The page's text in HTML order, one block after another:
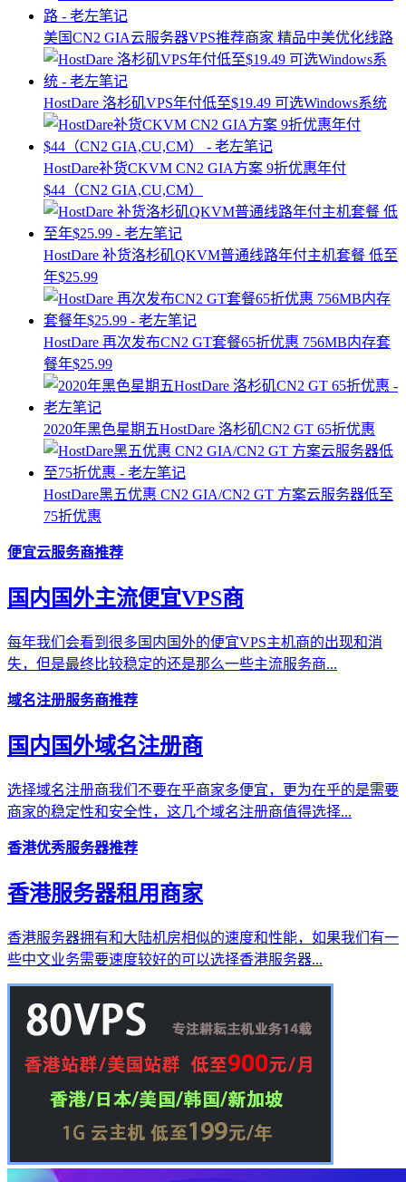
美国CN2 GIA云服务器VPS推荐商家 精品中美优化线路
HostDare 洛杉矶VPS年付低至$19.49 可选Windows系统
HostDare补货CKVM CN2 GIA方案 9折优惠年付
$44（CN2 GIA,CU,CM）
HostDare 补货洛杉矶QKVM普通线路年付主机套餐 低至
年$25.99
HostDare 再次发布CN2 GT套餐65折优惠 756MB内存套
餐年$25.99
2020年黑色星期五HostDare 洛杉矶CN2 GT 65折优惠
HostDare黑五优惠 CN2 GIA/CN2 GT 方案云服务器低至
75折优惠
便宜云服务商推荐
国内国外主流便宜VPS商
每年我们会看到很多国内国外的便宜VPS主机商的出现和消
失，但是最终比较稳定的还是那么一些主流服务商...
域名注册服务商推荐
国内国外域名注册商
选择域名注册商我们不要在乎商家多便宜，更为在乎的是需要
商家的稳定性和安全性，这几个域名注册商值得选择...
香港优秀服务器推荐
香港服务器租用商家
香港服务器拥有和大陆机房相似的速度和性能，如果我们有一
些中文业务需要速度较好的可以选择香港服务器...